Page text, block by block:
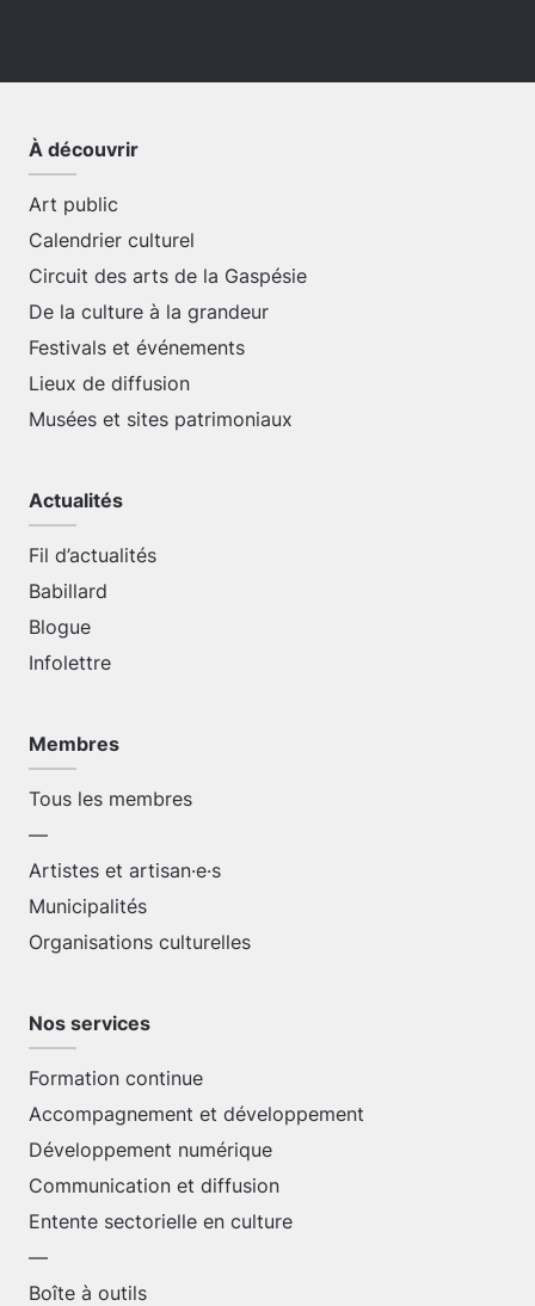
À découvrir
Art public
Calendrier culturel
Circuit des arts de la Gaspésie
De la culture à la grandeur
Festivals et événements
Lieux de diffusion
Musées et sites patrimoniaux
Actualités
Fil d’actualités
Babillard
Blogue
Infolettre
Membres
Tous les membres
—
Artistes et artisan·e·s
Municipalités
Organisations culturelles
Nos services
Formation continue
Accompagnement et développement
Développement numérique
Communication et diffusion
Entente sectorielle en culture
—
Boîte à outils